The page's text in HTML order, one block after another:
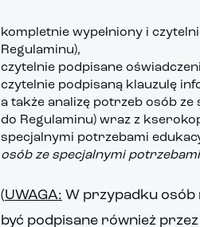
kompletnie wypełniony i
Regulaminu),
czytelnie podpisane
czytelnie podpisaną klauzulę
a także analizę potrzeb osób
do Regulaminu) wraz z
specjalnymi potrzebami
osób ze specjalnymi
(UWAGA: W przypadku osób
być podpisane również